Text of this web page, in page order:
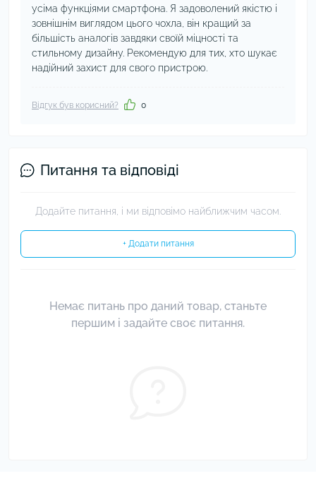
усіма функціями смартфона. Я задоволений якістю і
зовнішнім виглядом цього чохла, він кращий за
більшість аналогів завдяки своїй міцності та
стильному дизайну. Рекомендую для тих, хто шукає
надійний захист для свого пристрою.
Відгук був корисний? 0
Питання та відповіді
Додайте питання, і ми відповімо найближчим часом.
+ Додати питання
Немає питань про даний товар, станьте
першим і задайте своє питання.